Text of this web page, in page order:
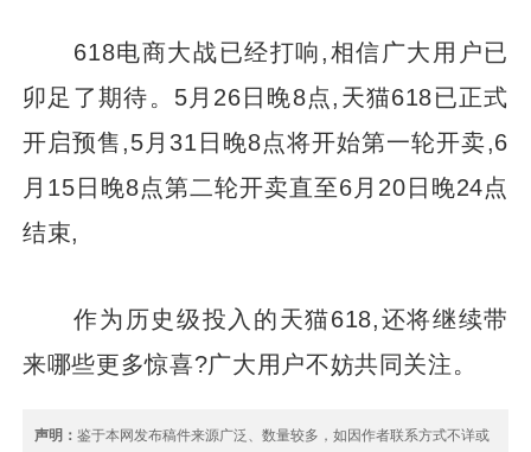
618电商大战已经打响,相信广大用户已
卯足了期待。5月26日晚8点,天猫618已正式
开启预售,5月31日晚8点将开始第一轮开卖,6
月15日晚8点第二轮开卖直至6月20日晚24点
结束,
作为历史级投入的天猫618,还将继续带
来哪些更多惊喜?广大用户不妨共同关注。
声明：鉴于本网发布稿件来源广泛、数量较多，如因作者联系方式不详或